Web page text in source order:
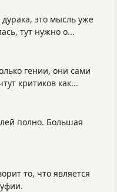
это мысль уже
тут нужно о...
гении, они сами
критиков как...
полно. Большая
то, что является